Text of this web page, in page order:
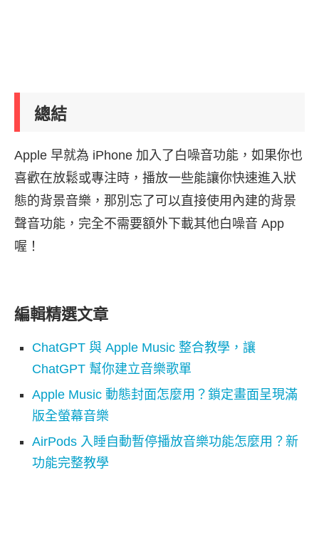
總結
Apple 早就為 iPhone 加入了白噪音功能，如果你也
喜歡在放鬆或專注時，播放一些能讓你快速進入狀
態的背景音樂，那別忘了可以直接使用內建的背景
聲音功能，完全不需要額外下載其他白噪音 App
喔！
編輯精選文章
ChatGPT 與 Apple Music 整合教學，讓
ChatGPT 幫你建立音樂歌單
Apple Music 動態封面怎麼用？鎖定畫面呈現滿
版全螢幕音樂
AirPods 入睡自動暫停播放音樂功能怎麼用？新
功能完整教學